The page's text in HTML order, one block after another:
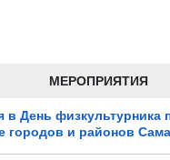
МЕРОПРИЯТИЯ
в День физкультурника
городов и районов